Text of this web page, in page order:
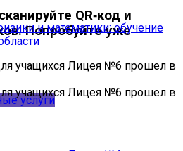
QR‑код и
Попробуйте уже
услуги
и математики: обучение
учащихся Лицея №6 прошел в
учащихся Лицея №6 прошел в